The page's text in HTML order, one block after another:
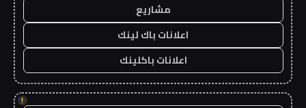
مشاريع
اعلانات باك لينك
اعلانات باكلينك
!